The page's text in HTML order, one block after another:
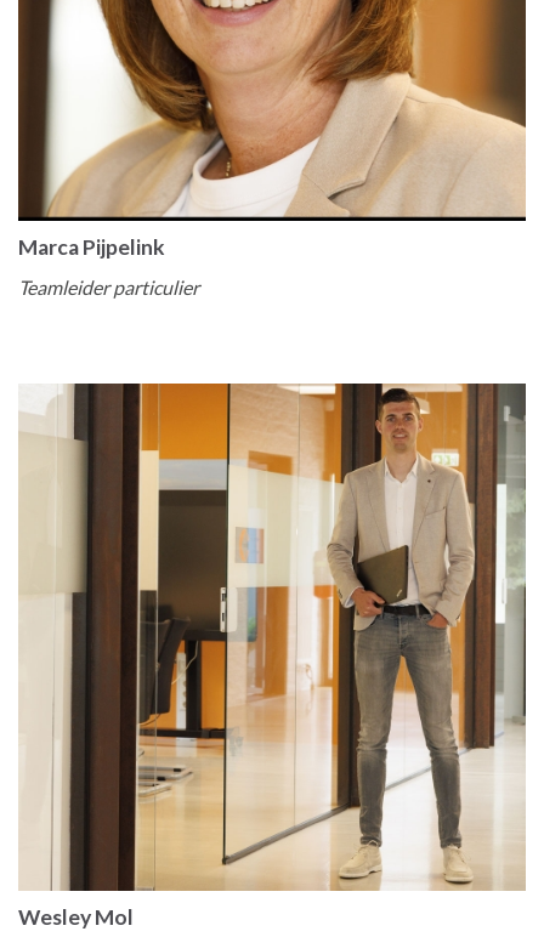
Marca Pijpelink
Teamleider particulier
Wesley Mol